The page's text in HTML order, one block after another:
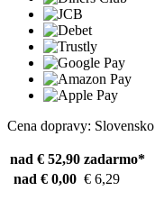
Cena dopravy: Slovensko
nad € 52,90 zadarmo*
nad € 0,00 € 6,29